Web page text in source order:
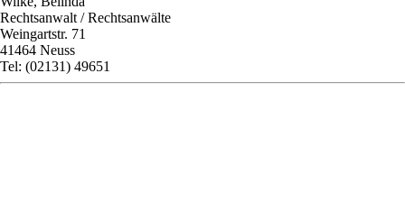
Rechtsanwalt / Rechtsanwälte
Weingartstr. 71
41464 Neuss
Tel: (02131) 49651